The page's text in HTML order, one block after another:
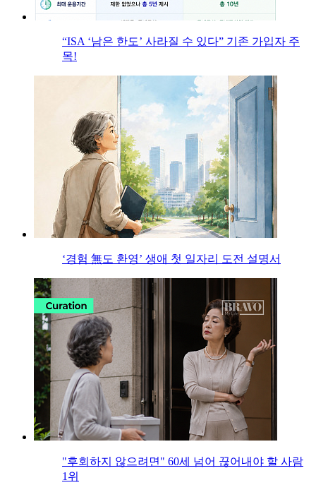
“ISA ‘남은 한도’ 사라질 수 있다” 기존 가입자 주
목!
‘경험 無도 환영’ 생애 첫 일자리 도전 설명서
"후회하지 않으려면" 60세 넘어 끊어내야 할 사람
1위